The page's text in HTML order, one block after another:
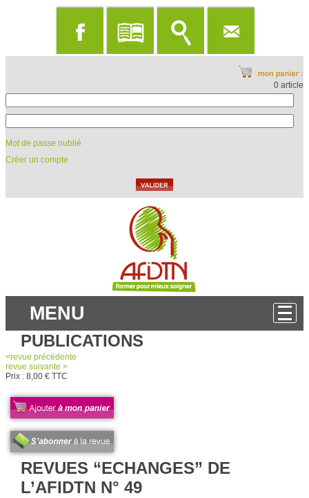
0 article
Mot de passe oublié
Créer un compte
MENU
PUBLICATIONS
<revue précédente
revue suivante >
Prix : 8,00 € TTC
REVUES “ECHANGES” DE
L’AFIDTN N° 49